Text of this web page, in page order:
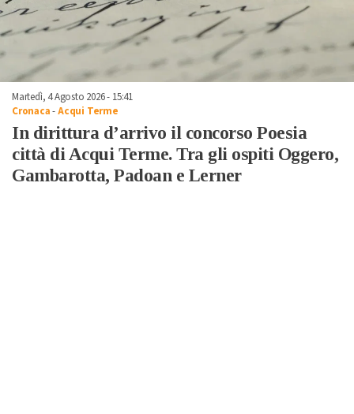
Martedì, 4 Agosto 2026 - 15:41
Cronaca-Acqui Terme
In dirittura d’arrivo il concorso Poesia
città di Acqui Terme. Tra gli ospiti Oggero,
Gambarotta, Padoan e Lerner